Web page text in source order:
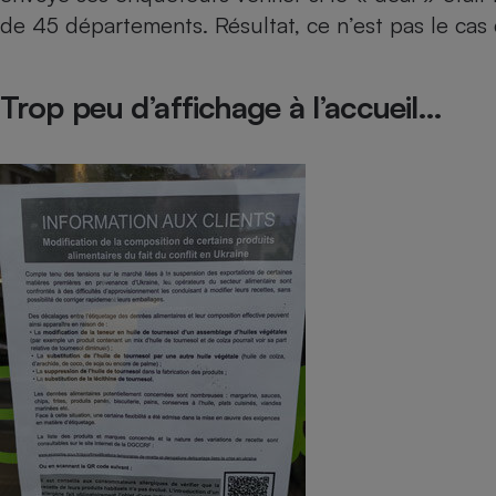
de 45 départements. Résultat, ce n’est pas le
Trop peu d’affichage à l’accueil…
Complément
Petit électroménager
Internet